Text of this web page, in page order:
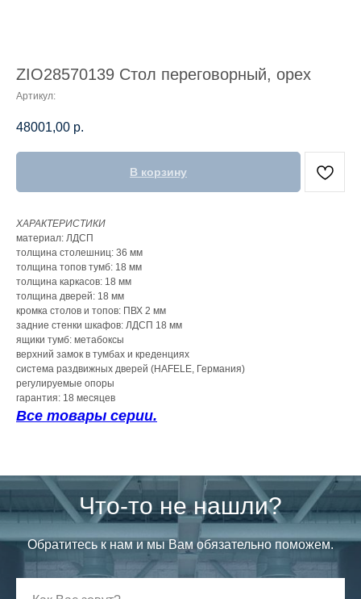
ZIO28570139 Стол переговорный, орех
Артикул:
48001,00 р.
В корзину
ХАРАКТЕРИСТИКИ
материал: ЛДСП
толщина столешниц: 36 мм
толщина топов тумб: 18 мм
толщина каркасов: 18 мм
толщина дверей: 18 мм
кромка столов и топов: ПВХ 2 мм
задние стенки шкафов: ЛДСП 18 мм
ящики тумб: метабоксы
верхний замок в тумбах и креденциях
система раздвижных дверей (HAFELE, Германия)
регулируемые опоры
гарантия: 18 месяцев
Все товары серии.
Что-то не нашли?
Обратитесь к нам и мы Вам обязательно поможем.